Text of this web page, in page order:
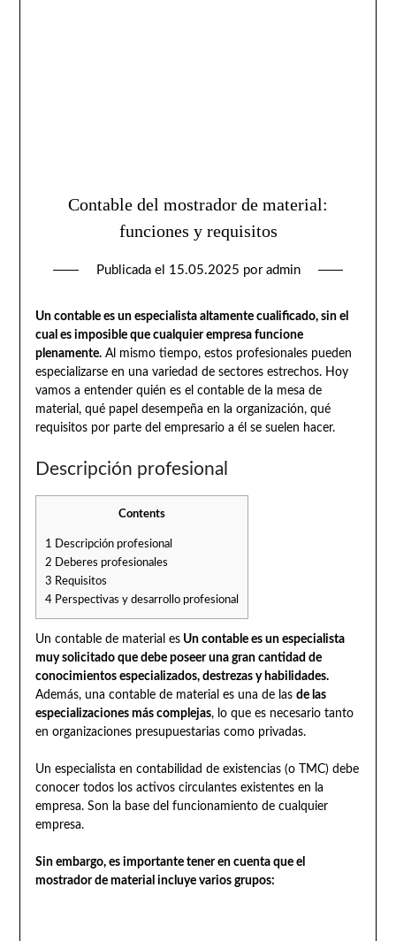
Contable del mostrador de material:
funciones y requisitos
Publicada el 15.05.2025 por admin
Un contable es un especialista altamente cualificado, sin el
cual es imposible que cualquier empresa funcione
plenamente.Al mismo tiempo, estos profesionales pueden
especializarse en una variedad de sectores estrechos. Hoy
vamos a entender quién es el contable de la mesa de
material, qué papel desempeña en la organización, qué
requisitos por parte del empresario a él se suelen hacer.
Descripción profesional
Contents
1 Descripción profesional
2 Deberes profesionales
3 Requisitos
4Perspectivas y desarrollo profesional
Un contable de material esUn contable es un especialista
muy solicitado que debe poseer una gran cantidad de
conocimientos especializados, destrezas y habilidades.
Además, una contable de material es una de las de las
especializaciones más complejas, lo que es necesario tanto
en organizaciones presupuestarias como privadas.
Un especialista en contabilidad de existencias (o TMC) debe
conocer todos los activos circulantes existentes en la
empresa. Son la base del funcionamiento de cualquier
empresa.
Sin embargo, es importante tener en cuenta que el
mostrador de material incluye varios grupos: